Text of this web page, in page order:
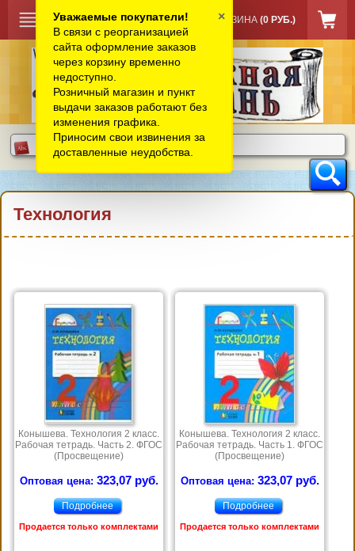
КОРЗИНА (0 РУБ.)
Технология
Конышева. Технология 2 класс.
Рабочая тетрадь. Часть 2. ФГОС
(Просвещение)
Оптовая цена: 323,07 руб.
Подробнее
Продается только комплектами
Конышева. Технология 2 класс.
Рабочая тетрадь. Часть 1. ФГОС
(Просвещение)
Оптовая цена: 323,07 руб.
Подробнее
Продается только комплектами
Уважаемые покупатели!
В связи с реорганизацией
сайта оформление заказов
через корзину временно
недоступно.
Розничный магазин и пункт
выдачи заказов работают без
изменения графика.
Приносим свои извинения за
доставленные неудобства.
×